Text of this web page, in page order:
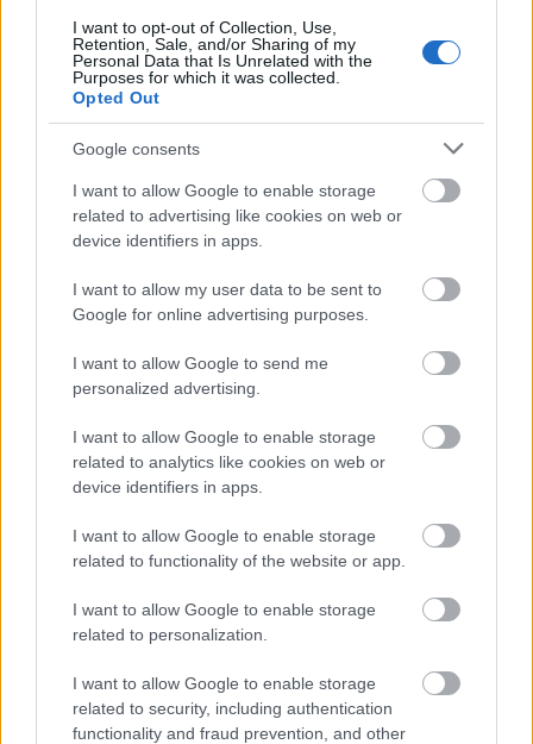
I want to opt-out of Collection, Use,
Retention, Sale, and/or Sharing of my
Personal Data that Is Unrelated with the
Purposes for which it was collected.
Opted Out
Google consents
I want to allow Google to enable storage
related to advertising like cookies on web or
device identifiers in apps.
I want to allow my user data to be sent to
Google for online advertising purposes.
I want to allow Google to send me
personalized advertising.
I want to allow Google to enable storage
related to analytics like cookies on web or
device identifiers in apps.
I want to allow Google to enable storage
related to functionality of the website or app.
I want to allow Google to enable storage
related to personalization.
I want to allow Google to enable storage
related to security, including authentication
functionality and fraud prevention, and other
Η εορτή της Μεταμόρφωσης στον Ψαθόπυργο ΦΩΤΟ